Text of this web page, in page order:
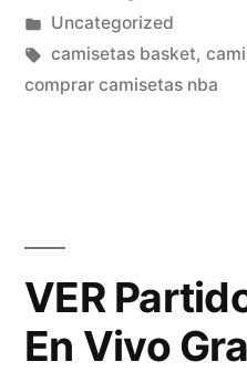
durant»
por
Publicado
en
Uncategorized
Etiquetas:
camisetas basket,
comprar camisetas nba
VER
En Vivo